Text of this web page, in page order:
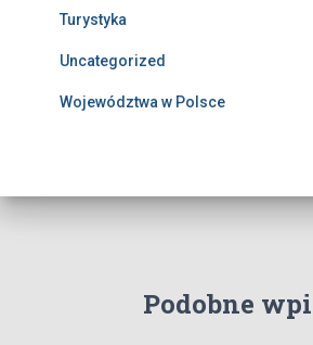
Turystyka
Uncategorized
Województwa w Polsce
Podobne